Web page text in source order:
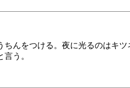
んをつける。夜に光るのはキツ
う。